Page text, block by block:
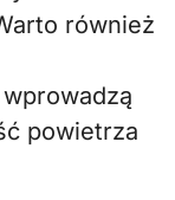
również
powietrza